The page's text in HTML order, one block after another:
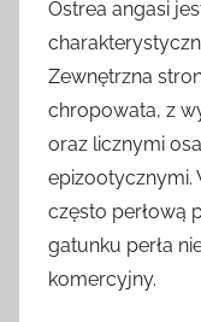
Ostrea angasi
Zewnętrzna
chropowata, z
oraz licznymi
epizootycznymi.
często perłową
gatunku perła
komercyjny.